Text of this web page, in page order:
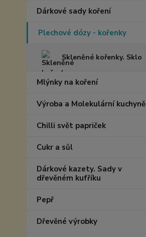
Dárkové sady koření
Plechové dózy - kořenky
Skleněné kořenky. Sklo
Mlýnky na koření
Výroba a Molekulární kuchyně
Chilli svět papriček
Cukr a sůl
Dárkové kazety. Sady v
dřevěném kufříku
Pepř
Dřevěné výrobky